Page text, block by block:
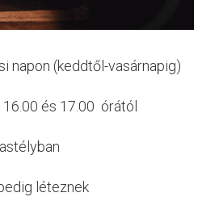
napon (keddtől-vasárnapig)
16.00 és 17.00 órától
léteznek